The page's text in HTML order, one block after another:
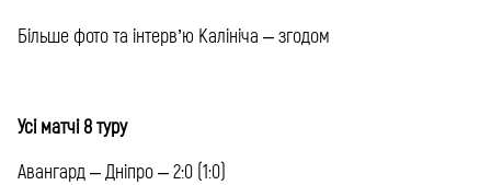
Більше фото та інтерв’ю Калініча – згодом
Усі матчі 8 туру
Авангард – Дніпро – 2:0 (1:0)